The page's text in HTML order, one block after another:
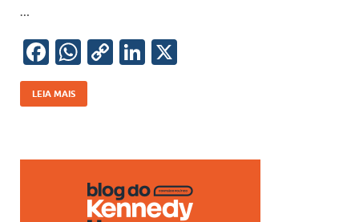
k
p
k
F
ac
e
o
W
h
at
A
p
p
C
Li
n
k
Li
dI
n
LEIA MAIS